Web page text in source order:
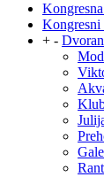
Kongresni
+ -